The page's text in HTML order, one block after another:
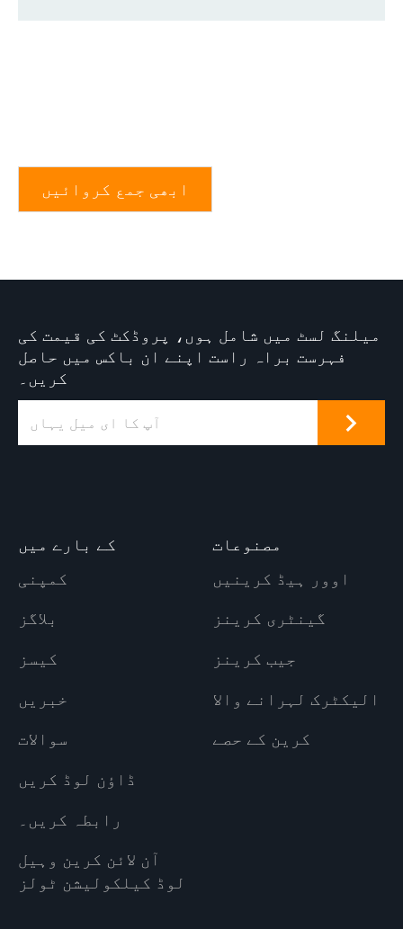
ابھی جمع کروائیں
میلنگ لسٹ میں شامل ہوں، پروڈکٹ کی قیمت کی
فہرست براہ راست اپنے ان باکس میں حاصل
کریں۔
کے بارے میں
کمپنی
بلاگز
کیسز
خبریں
سوالات
ڈاؤن لوڈ کریں
رابطہ کریں۔
آن لائن کرین وہیل
لوڈ کیلکولیشن ٹولز
مصنوعات
اوور ہیڈ کرینیں
گینٹری کرینز
جیب کرینز
الیکٹرک لہرانے والا
کرین کے حصے